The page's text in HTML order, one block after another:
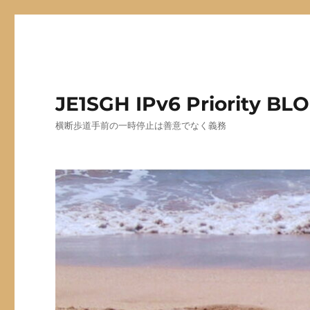
JE1SGH IPv6 Priority
横断歩道手前の一時停止は善意でなく義務